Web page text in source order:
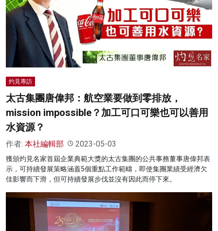
灼見專訪
太古集團唐偉邦：航空業要做到零排放，
mission impossible？加工可口可樂也可以善用
水資源？
作者: 本社編輯部 2023-05-03
獲頒灼見名家首屆企業典範大獎的太古集團的公共事務董事唐偉邦表
示，可持續發展策略涵蓋5個重點工作範疇，即使集團業績受經濟欠
佳影響而下滑，但可持續發展步伐並沒有因此而停下來。